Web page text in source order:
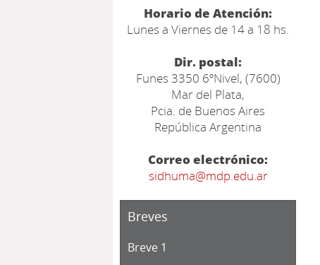
Horario de Atención:
Lunes a Viernes de 14 a 18 hs.
Dir. postal:
Funes 3350 6ºNivel, (7600)
Mar del Plata,
Pcia. de Buenos Aires
República Argentina
Correo electrónico:
sidhuma@mdp.edu.ar
Breves
Breve 1